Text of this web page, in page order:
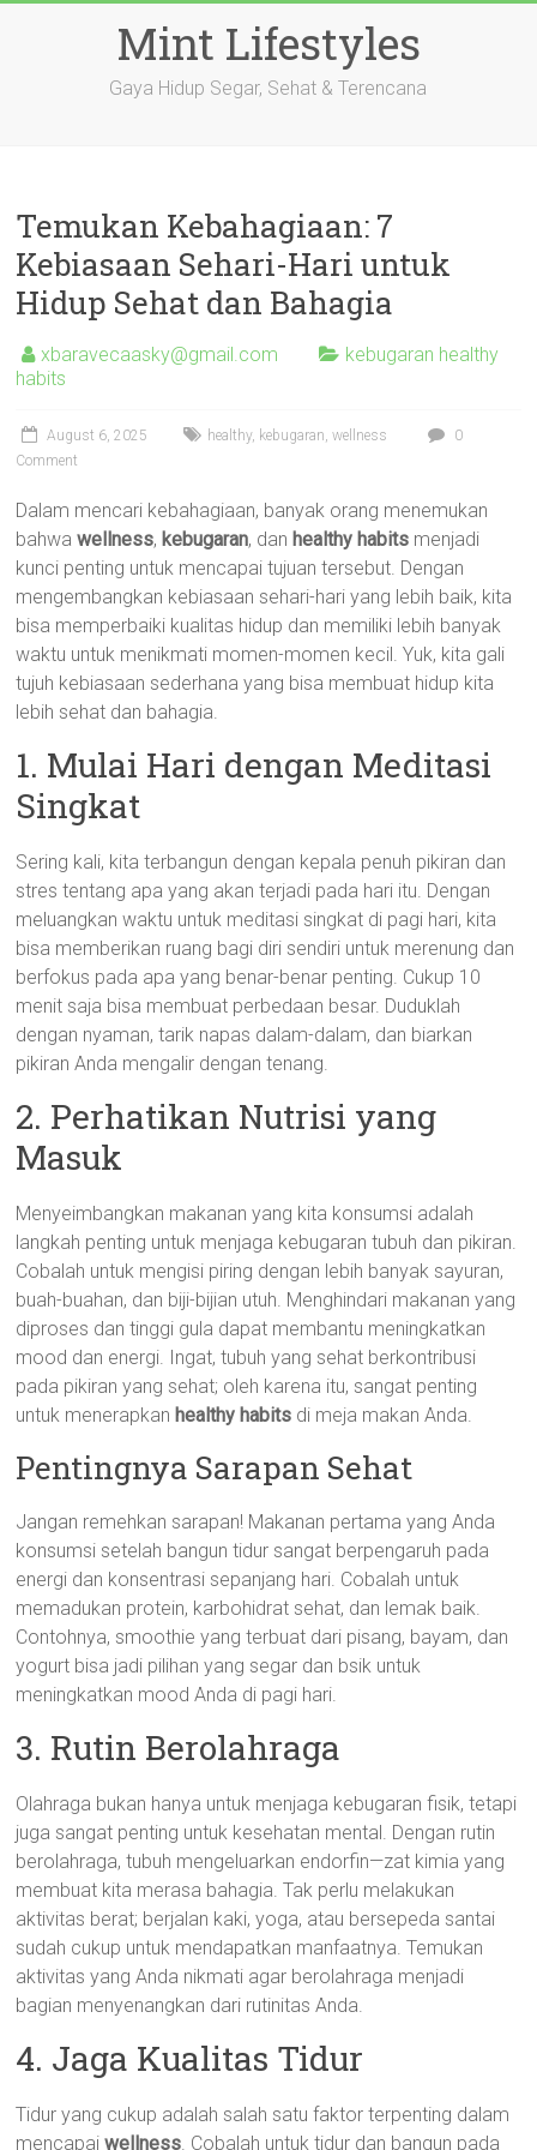
Mint Lifestyles
Gaya Hidup Segar, Sehat & Terencana
Temukan Kebahagiaan: 7
Kebiasaan Sehari-Hari untuk
Hidup Sehat dan Bahagia
xbaravecaasky@gmail.com
kebugaran healthy
habits
August 6, 2025 healthy, kebugaran,wellness
0
Comment
Dalam mencari kebahagiaan, banyak orang menemukan
bahwawellness, kebugaran, dan healthy habits menjadi
kunci penting untuk mencapai tujuan tersebut. Dengan
mengembangkan kebiasaan sehari-hari yang lebih baik, kita
bisa memperbaiki kualitas hidup dan memiliki lebih banyak
waktu untuk menikmati momen-momen kecil. Yuk, kita gali
tujuh kebiasaan sederhana yang bisa membuat hidup kita
lebih sehat dan bahagia.
1. Mulai Hari dengan Meditasi
Singkat
Sering kali, kita terbangun dengan kepala penuh pikiran dan
stres tentang apa yang akan terjadi pada hari itu. Dengan
meluangkan waktu untuk meditasi singkat di pagi hari, kita
bisa memberikan ruang bagi diri sendiri untuk merenung dan
berfokus pada apa yang benar-benar penting. Cukup 10
menit saja bisa membuat perbedaan besar. Duduklah
dengan nyaman, tarik napas dalam-dalam, dan biarkan
pikiran Anda mengalir dengan tenang.
2. Perhatikan Nutrisi yang
Masuk
Menyeimbangkan makanan yang kita konsumsi adalah
langkah penting untuk menjaga kebugaran tubuh dan pikiran.
Cobalah untuk mengisi piring dengan lebih banyak sayuran,
buah-buahan, dan biji-bijian utuh. Menghindari makanan yang
diproses dan tinggi gula dapat membantu meningkatkan
mood dan energi. Ingat, tubuh yang sehat berkontribusi
pada pikiran yang sehat; oleh karena itu, sangat penting
untuk menerapkan healthy habits di meja makan Anda.
Pentingnya Sarapan Sehat
Jangan remehkan sarapan! Makanan pertama yang Anda
konsumsi setelah bangun tidur sangat berpengaruh pada
energi dan konsentrasi sepanjang hari. Cobalah untuk
memadukan protein, karbohidrat sehat, dan lemak baik.
Contohnya, smoothie yang terbuat dari pisang, bayam, dan
yogurt bisa jadi pilihan yang segar dan bsik untuk
meningkatkan mood Anda di pagi hari.
3. Rutin Berolahraga
Olahraga bukan hanya untuk menjaga kebugaran fisik, tetapi
juga sangat penting untuk kesehatan mental. Dengan rutin
berolahraga, tubuh mengeluarkan endorfin—zat kimia yang
membuat kita merasa bahagia. Tak perlu melakukan
aktivitas berat; berjalan kaki, yoga, atau bersepeda santai
sudah cukup untuk mendapatkan manfaatnya. Temukan
aktivitas yang Anda nikmati agar berolahraga menjadi
bagian menyenangkan dari rutinitas Anda.
4. Jaga Kualitas Tidur
Tidur yang cukup adalah salah satu faktor terpenting dalam
mencapaiwellness. Cobalah untuk tidur dan bangun pada